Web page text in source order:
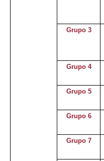
Grupo 3
Grupo 4
Grupo 5
Grupo 6
Grupo 7